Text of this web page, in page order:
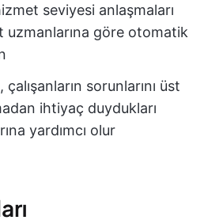
seviyesi anlaşmaları
göre otomatik
sorunlarını üst
ihtiyaç duydukları
yardımcı olur